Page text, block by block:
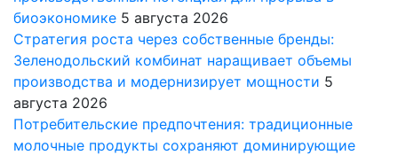
биоэкономике 5 августа 2026
Стратегия роста через собственные бренды:
Зеленодольский комбинат наращивает объемы
производства и модернизирует мощности 5
августа 2026
Потребительские предпочтения: традиционные
молочные продукты сохраняют доминирующие